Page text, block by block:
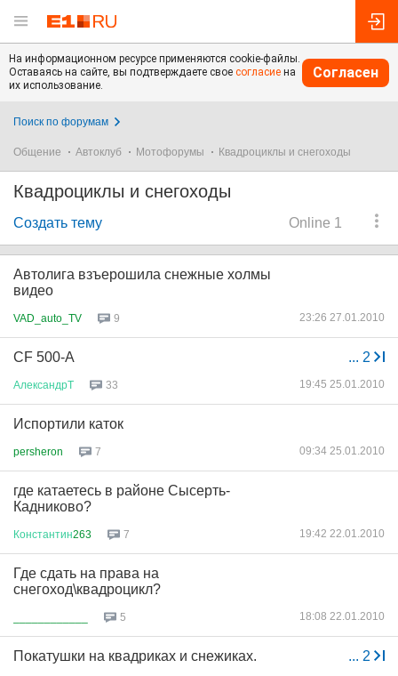
На информационном ресурсе применяются cookie-файлы.
Оставаясь на сайте, вы подтверждаете свое согласие на
их использование.
Согласен
Поиск по форумам
Общение Автоклуб Мотофорумы Квадроциклы и снегоходы
Квадроциклы и снегоходы
Online 1
Создать тему
Автолига взъерошила снежные холмы
видео
VAD_auto_TV 9 23:26 27.01.2010
... 2
СF 500-A
АлександрТ 33 19:45 25.01.2010
Испортили каток
persheron 7 09:34 25.01.2010
где катаетесь в районе Сысерть-
Кадниково?
Константин263 7 19:42 22.01.2010
Где сдать на права на
снегоход\квадроцикл?
5 18:08 22.01.2010
... 2
Покатушки на квадриках и снежиках.